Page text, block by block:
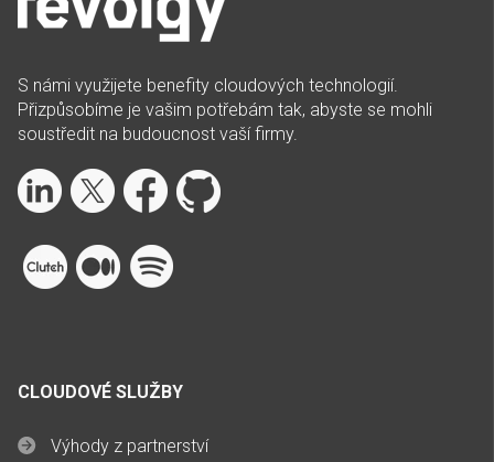
S námi využijete benefity cloudových technologií.
Přizpůsobíme je vašim potřebám tak, abyste se mohli
soustředit na budoucnost vaší firmy.
CLOUDOVÉ SLUŽBY
Výhody z partnerství